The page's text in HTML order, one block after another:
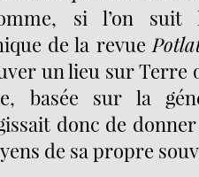
si l’on
de la revue
un lieu sur Terre
basée sur la
donc de
de sa propre